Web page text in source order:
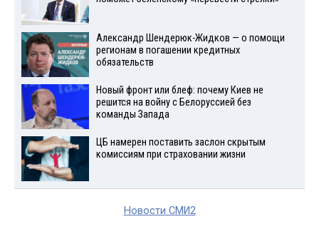
Александр Шендерюк-Жидков — о помощи
регионам в погашении кредитных
обязательств
Новый фронт или блеф: почему Киев не
решится на войну с Белоруссией без
команды Запада
ЦБ намерен поставить заслон скрытым
комиссиям при страховании жизни
Новости СМИ2